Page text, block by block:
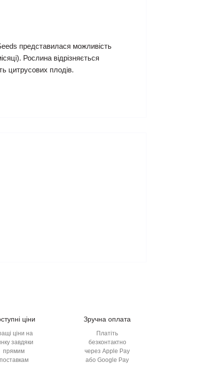
представилася можливість
Рослина відрізняється
цитрусових плодів.
ціни
ціни на
завдяки
прямим
поставкам
Зручна оплата
Платіть
безконтактно
через Apple Pay
або Google Pay